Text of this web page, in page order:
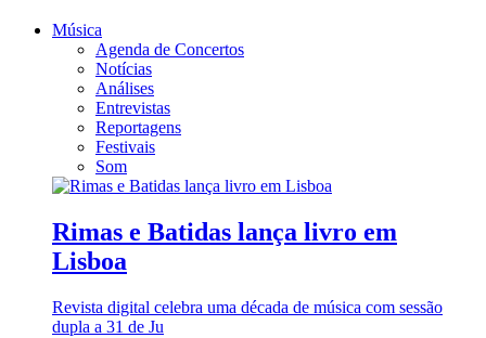
Música
Agenda de Concertos
Notícias
Análises
Entrevistas
Reportagens
Festivais
Som
Rimas e Batidas lança livro em
Lisboa
Revista digital celebra uma década de música com sessão
dupla a 31 de Ju